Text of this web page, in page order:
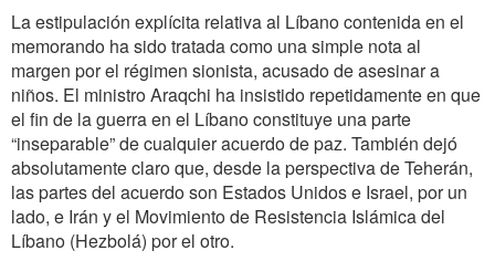
La estipulación explícita relativa al Líbano contenida en el
memorando ha sido tratada como una simple nota al
margen por el régimen sionista, acusado de asesinar a
niños. El ministro Araqchi ha insistido repetidamente en que
el fin de la guerra en el Líbano constituye una parte
“inseparable” de cualquier acuerdo de paz. También dejó
absolutamente claro que, desde la perspectiva de Teherán,
las partes del acuerdo son Estados Unidos e Israel, por un
lado, e Irán y el Movimiento de Resistencia Islámica del
Líbano (Hezbolá) por el otro.